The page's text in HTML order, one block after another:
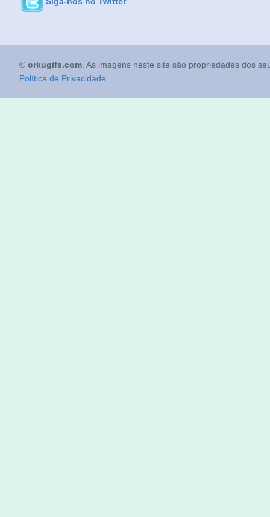
© orkugifs.com . As imagens neste site são propriedades dos
Política de Privacidade